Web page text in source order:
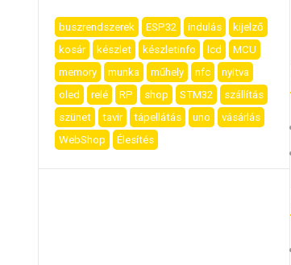
buszrendszerek ESP32 indulás
kijelző
kosár
készlet készletinfo lcd
MCU
memory
munka műhely nfc
nyitva
oled
relé RP shop STM32
szállítás
szünet
tavir tápellátás uno
vásárlás
WebShop
Élesítés